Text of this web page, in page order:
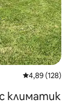
Средна
4,89 (128)
климатик